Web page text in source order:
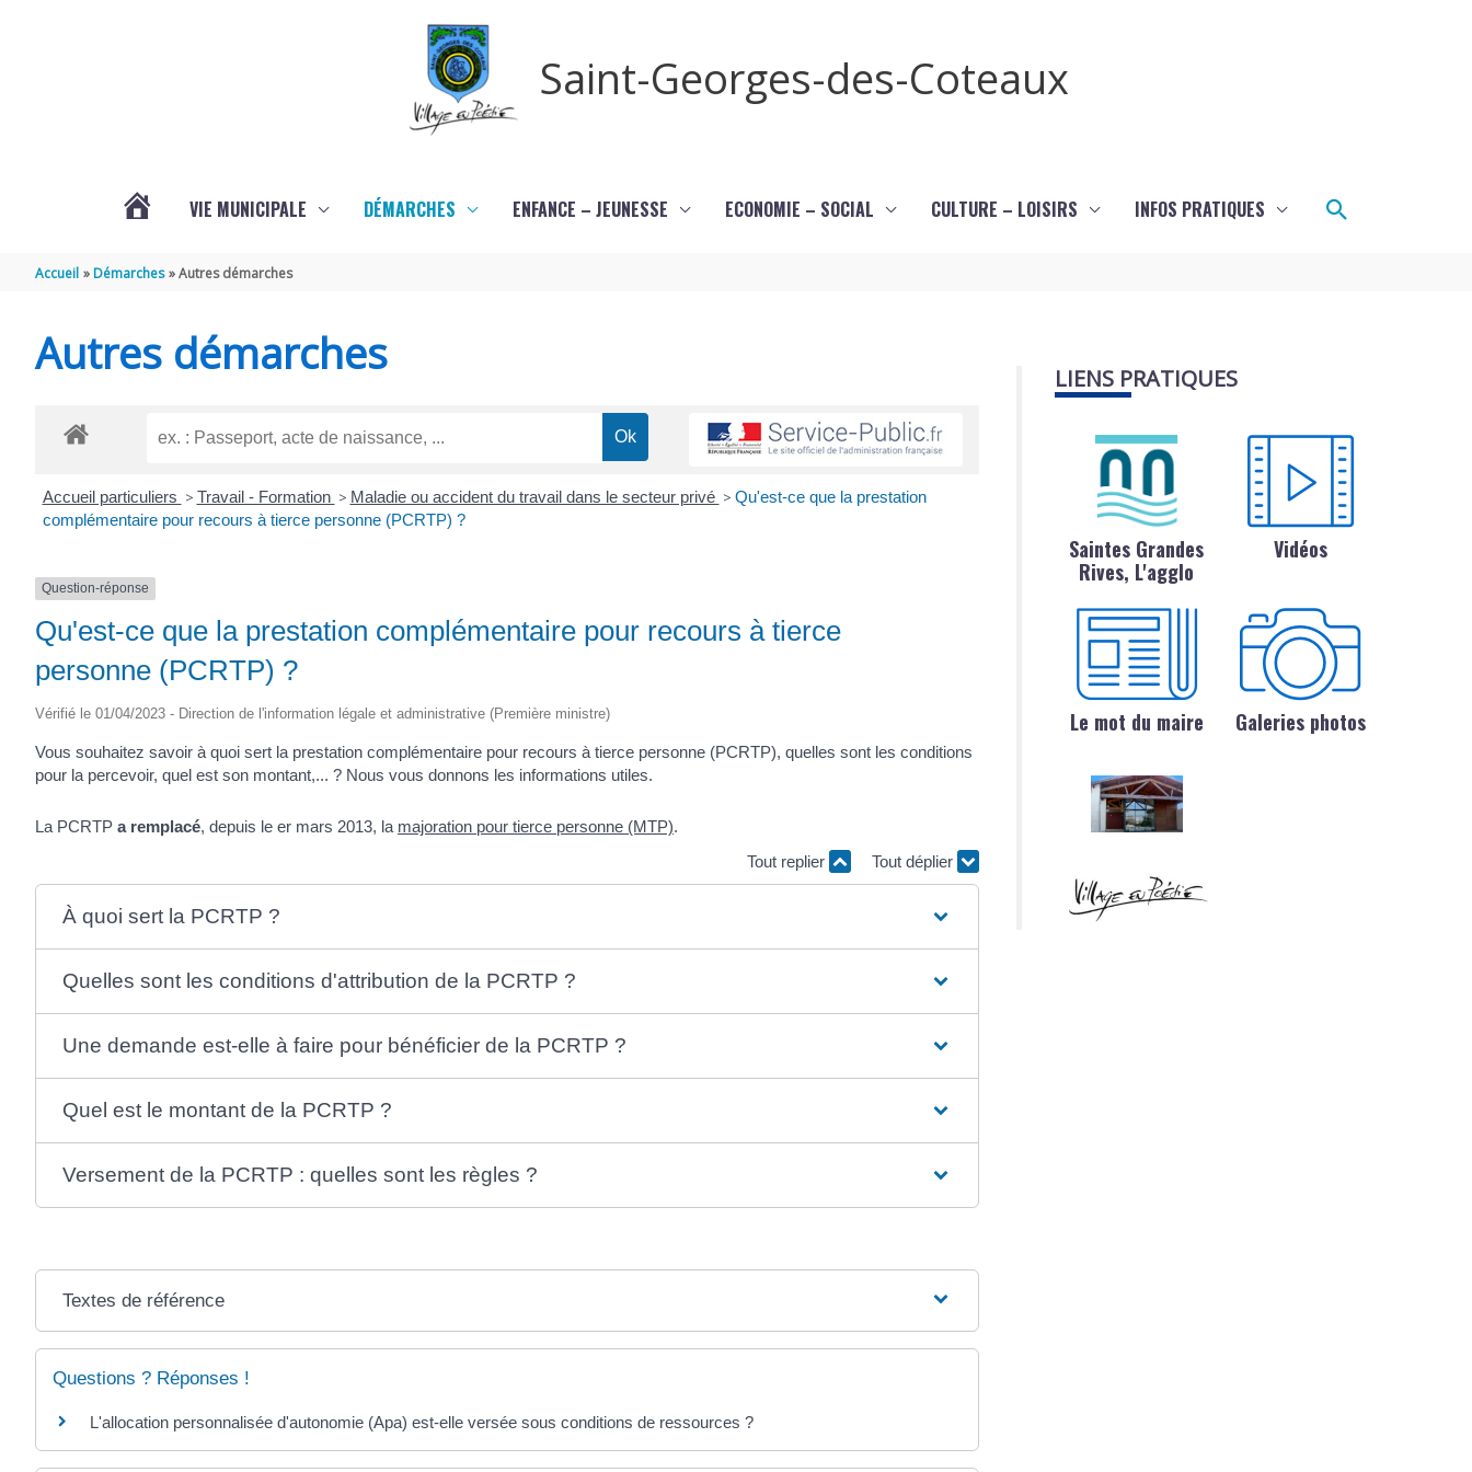
Saint-Georges-des-Coteaux
VIE MUNICIPALE DÉMARCHES ENFANCE – JEUNESSE ECONOMIE – SOCIAL CULTURE – LOISIRS INFOS PRATIQUES Rechercher
Accueil Démarches Autres démarches
Autres démarches
Accueil particuliers > Travail - Formation > Maladie ou accident du travail dans le secteur privé > Qu'est-ce que la prestation
complémentaire pour recours à tierce personne (PCRTP) ?
Question-réponse
Qu'est-ce que la prestation complémentaire pour recours à tierce
personne (PCRTP) ?
Vérifié le 01/04/2023 - Direction de l'information légale et administrative (Première ministre)
Vous souhaitez savoir à quoi sert la prestation complémentaire pour recours à tierce personne (PCRTP), quelles sont les conditions
pour la percevoir, quel est son montant,... ? Nous vous donnons les informations utiles.
La PCRTP a remplacé, depuis le er mars 2013, la majoration pour tierce personne (MTP).
Tout replier
Tout déplier
À quoi sert la PCRTP ?
Quelles sont les conditions d'attribution de la PCRTP ?
Une demande est-elle à faire pour bénéficier de la PCRTP ?
Quel est le montant de la PCRTP ?
Versement de la PCRTP : quelles sont les règles ?
Textes de référence
Questions ? Réponses !
L'allocation personnalisée d'autonomie (Apa) est-elle versée sous conditions de ressources ?
LIENS PRATIQUES
Saintes Grandes
Rives, L'agglo
Vidéos
Le mot du maire Galeries photos